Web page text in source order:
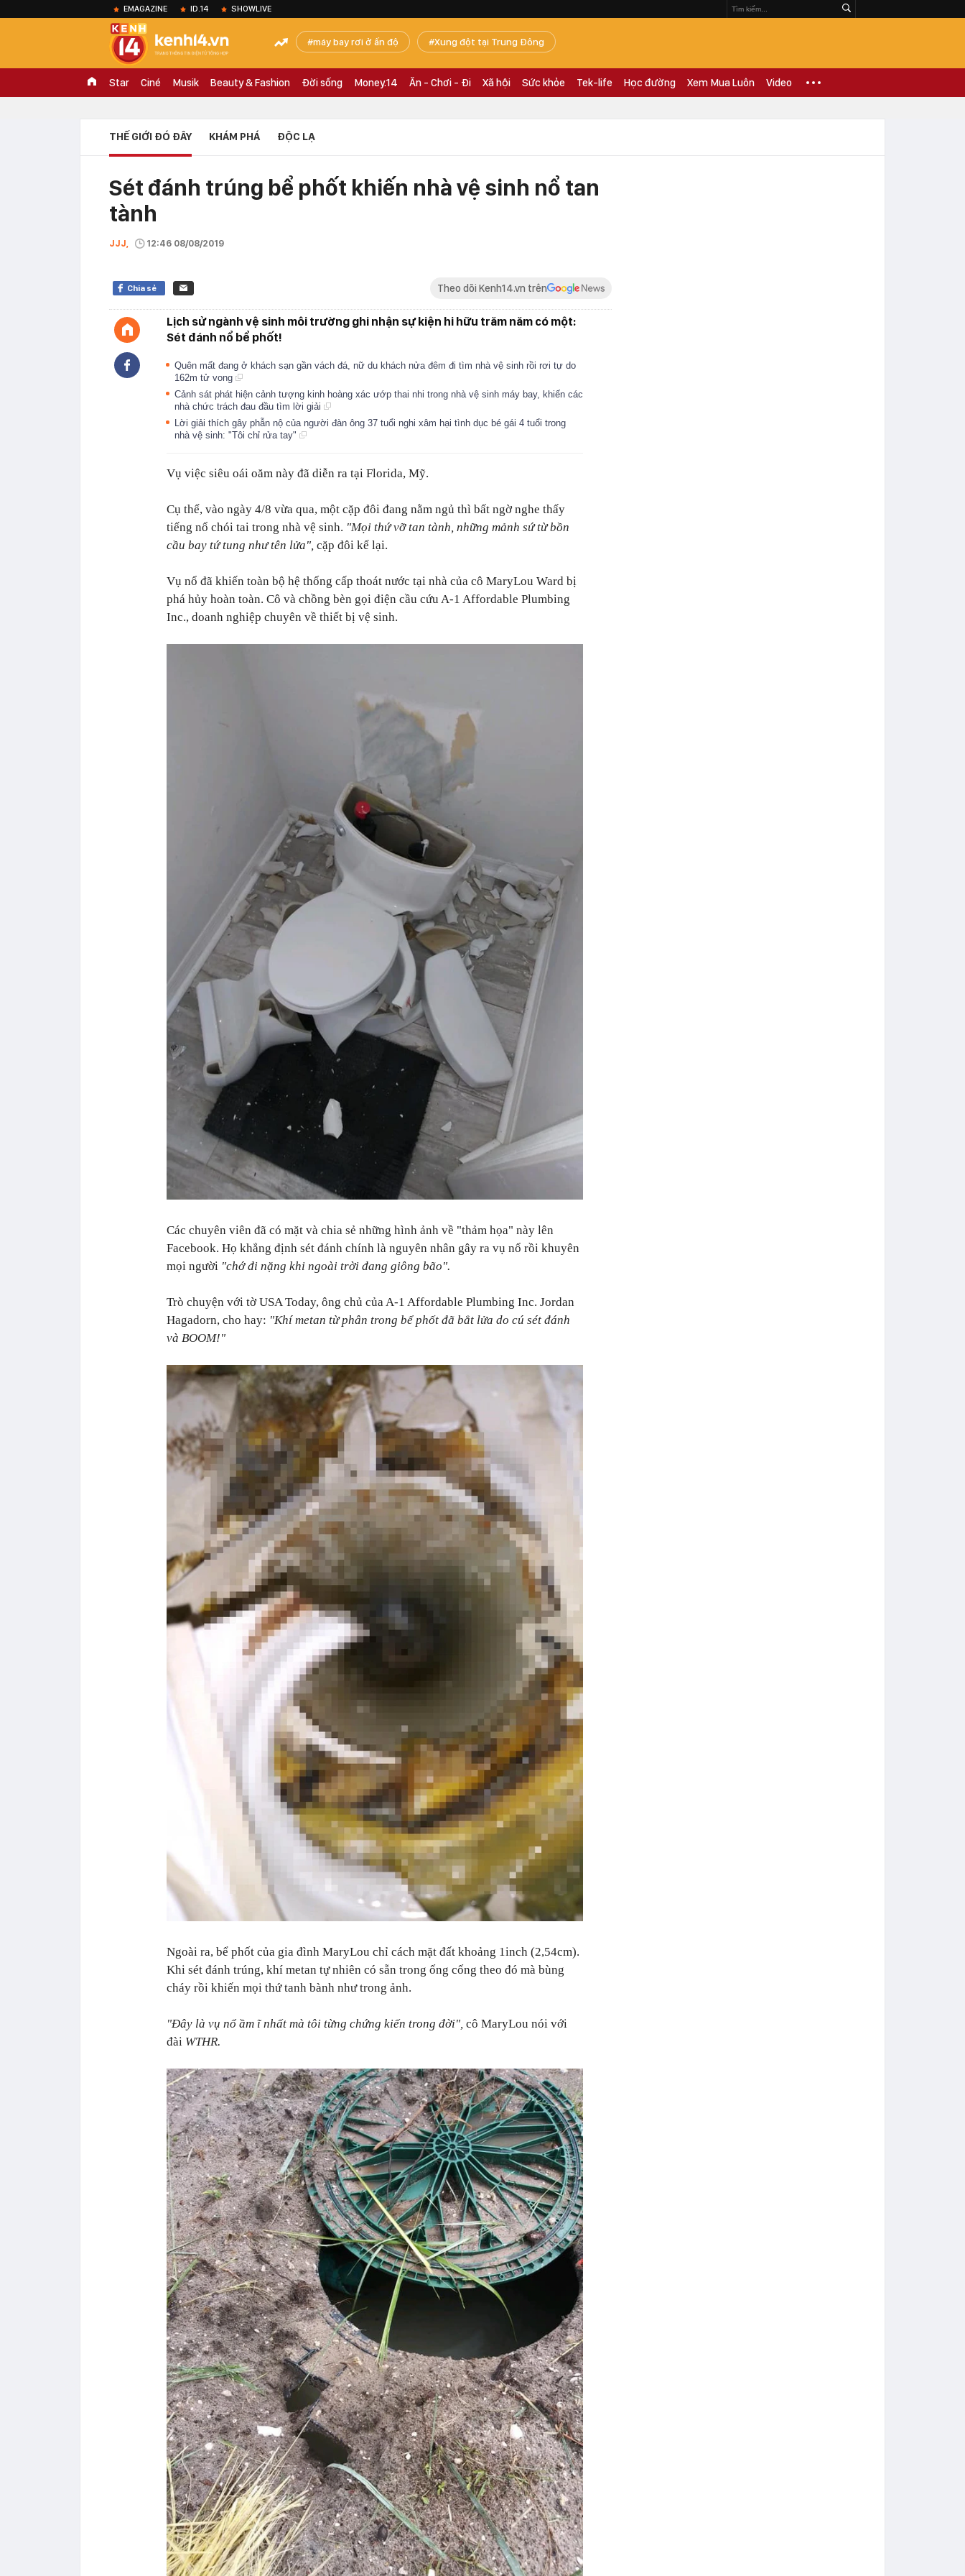
EMAGAZINE ID.14 SHOWLIVE
máy bay rơi ở ấn độ Xung đột tại Trung Đông
Star Ciné Musik Beauty & Fashion Đời sống Money.14 Ăn - Chơi - Đi Xã hội Sức khỏe Tek-life Học đường Xem Mua Luôn Video
THẾ GIỚI ĐÓ ĐÂY KHÁM PHÁ ĐỘC LẠ
Sét đánh trúng bể phốt khiến nhà vệ sinh nổ tan
tành
JJJ, 12:46 08/08/2019
Chia sẻ Theo dõi Kenh14.vn trên
Lịch sử ngành vệ sinh môi trường ghi nhận sự kiện hi hữu trăm năm có một:
Sét đánh nổ bể phốt!
Quên mất đang ở khách sạn gần vách đá, nữ du khách nửa đêm đi tìm nhà vệ sinh rồi rơi tự do
162m tử vong
Cảnh sát phát hiện cảnh tượng kinh hoàng xác ướp thai nhi trong nhà vệ sinh máy bay, khiến các
nhà chức trách đau đầu tìm lời giải
Lời giải thích gây phẫn nộ của người đàn ông 37 tuổi nghi xâm hại tình dục bé gái 4 tuổi trong
nhà vệ sinh: "Tôi chỉ rửa tay"
Vụ việc siêu oái oăm này đã diễn ra tại Florida, Mỹ.
Cụ thể, vào ngày 4/8 vừa qua, một cặp đôi đang nằm ngủ thì bất ngờ nghe thấy
tiếng nổ chói tai trong nhà vệ sinh. "Mọi thứ vỡ tan tành, những mảnh sứ từ bồn
cầu bay tứ tung như tên lửa", cặp đôi kể lại.
Vụ nổ đã khiến toàn bộ hệ thống cấp thoát nước tại nhà của cô MaryLou Ward bị
phá hủy hoàn toàn. Cô và chồng bèn gọi điện cầu cứu A-1 Affordable Plumbing
Inc., doanh nghiệp chuyên về thiết bị vệ sinh.
Các chuyên viên đã có mặt và chia sẻ những hình ảnh về "thảm họa" này lên
Facebook. Họ khẳng định sét đánh chính là nguyên nhân gây ra vụ nổ rồi khuyên
mọi người "chớ đi nặng khi ngoài trời đang giông bão".
Trò chuyện với tờ USA Today, ông chủ của A-1 Affordable Plumbing Inc. Jordan
Hagadorn, cho hay: "Khí metan từ phân trong bể phốt đã bắt lửa do cú sét đánh
và BOOM!"
Ngoài ra, bể phốt của gia đình MaryLou chỉ cách mặt đất khoảng 1inch (2,54cm).
Khi sét đánh trúng, khí metan tự nhiên có sẵn trong ống cống theo đó mà bùng
cháy rồi khiến mọi thứ tanh bành như trong ảnh.
"Đây là vụ nổ ầm ĩ nhất mà tôi từng chứng kiến trong đời", cô MaryLou nói với
đài WTHR.